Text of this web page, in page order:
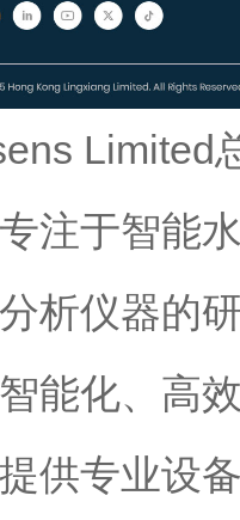
Limited总
注于智能
析仪器的
能化、高
供专业设